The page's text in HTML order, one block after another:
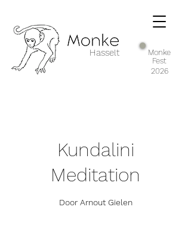
Hasselt
Monke
Fest
2026
Kundalini
Meditation
Door Arnout Gielen